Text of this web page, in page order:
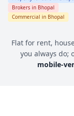
Brokers in Bhopal
Commercial in Bhopal
Flat for rent,
you always do;
mobile-